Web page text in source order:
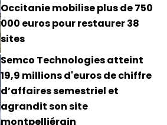
Occitanie mobilise plus de 750
000 euros pour restaurer 38
sites
Semco Technologies atteint
19,9 millions d'euros de chiffre
d’affaires semestriel et
agrandit son site
montpelliérain